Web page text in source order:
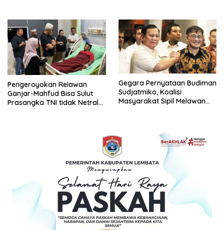
Pengeroyokan Relawan
Ganjar-Mahfud Bisa Sulut
Prasangka TNI tidak Netral
Gegara Pernyataan Budiman
Sudjatmiko, Koalisi
Masyarakat Sipil Melawan